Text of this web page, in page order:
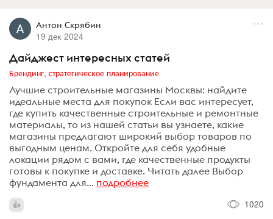
Антон Скрябин
19 дек 2024
Дайджест интересных статей
Брендинг, стратегическое планирование
Лучшие строительные магазины Москвы: найдите
идеальные места для покупок Если вас интересует,
где купить качественные строительные и ремонтные
материалы, то из нашей статьи вы узнаете, какие
магазины предлагают широкий выбор товаров по
выгодным ценам. Откройте для себя удобные
локации рядом с вами, где качественные продукты
готовы к покупке и доставке. Читать далее Выбор
фундамента для... подробнее
1020